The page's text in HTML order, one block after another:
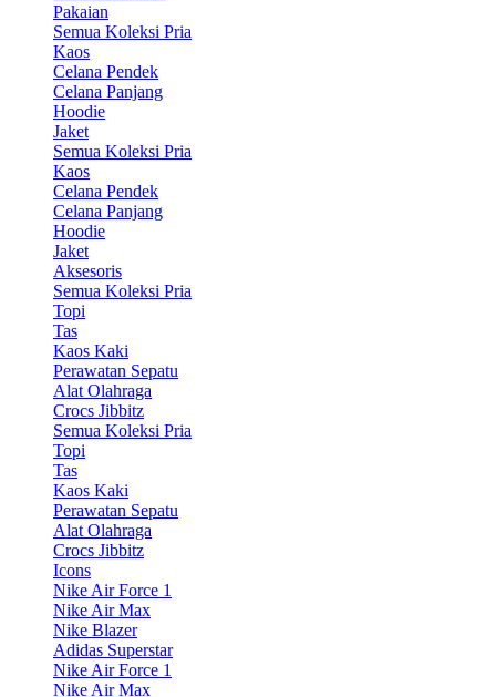
Pakaian
Semua Koleksi Pria
Kaos
Celana Pendek
Celana Panjang
Hoodie
Jaket
Semua Koleksi Pria
Kaos
Celana Pendek
Celana Panjang
Hoodie
Jaket
Aksesoris
Semua Koleksi Pria
Topi
Tas
Kaos Kaki
Perawatan Sepatu
Alat Olahraga
Crocs Jibbitz
Semua Koleksi Pria
Topi
Tas
Kaos Kaki
Perawatan Sepatu
Alat Olahraga
Crocs Jibbitz
Icons
Nike Air Force 1
Nike Air Max
Nike Blazer
Adidas Superstar
Nike Air Force 1
Nike Air Max